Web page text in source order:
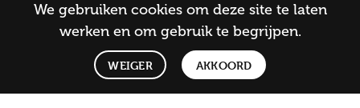
Engineers nemen klantwerk, technische deep-
dives, experimenten en wat niet werkte met
elkaar door.What The Faqtory!
: onze vaste
interne review.
We gebruiken cookies om deze site te laten
werken en om gebruik te begrijpen.
WEIGER AKKOORD